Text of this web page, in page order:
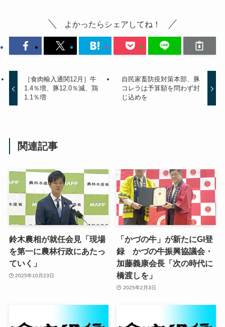
よかったらシェアしてね！
［食肉輸入通関12月］牛
1.4％増、豚12.0％減、鶏
1.1％増
自民家畜防疫対策本部、豚
コレラは予算額を問わず封
じ込めを
関連記事
鈴木農相が就任会見「現場
を第一に農林行政にあたっ
ていく」
2025年10月23日
「かづの牛」が新たにGI登
録 かづの牛振興協議会・
加藤義康会長「次の時代に
橋渡しを」
2025年2月3日